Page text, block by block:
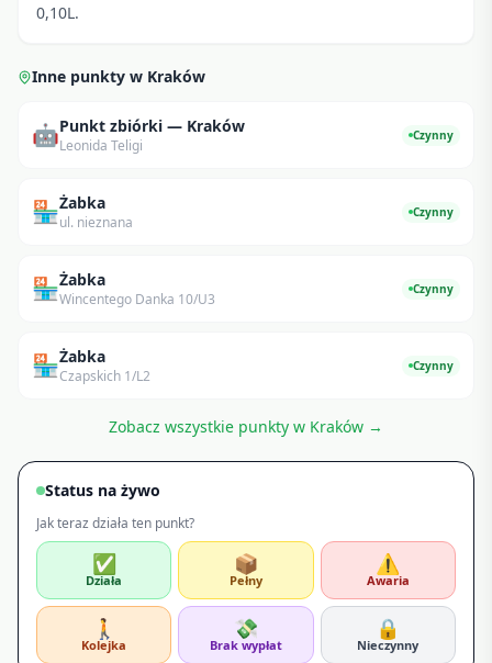
0,10L.
Inne punkty w Kraków
🤖Punkt zbiórki — Kraków
Leonida Teligi
Czynny
🏪Żabka
ul. nieznana
Czynny
🏪Żabka
Wincentego Danka 10/U3
Czynny
🏪Żabka
Czapskich 1/L2
Czynny
Zobacz wszystkie punkty w Kraków →
Status na żywo
Jak teraz działa ten punkt?
✅
Działa
📦
Pełny
⚠️
Awaria
🚶
Kolejka
💸
Brak wypłat
🔒
Nieczynny